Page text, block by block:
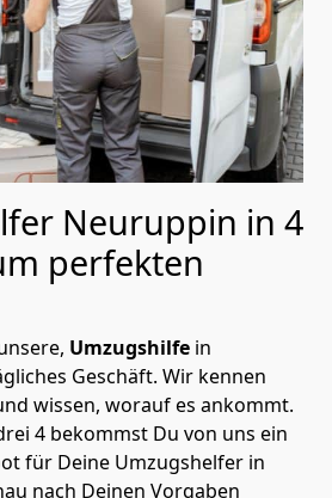
Neuruppin in 4
perfekten
Umzugshilfe in
Geschäft. Wir kennen
wissen, worauf es ankommt.
4 bekommst Du von uns ein
für Deine Umzugshelfer in
nach Deinen Vorgaben